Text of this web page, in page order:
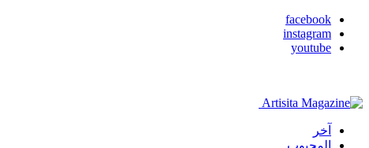
facebook
instagram
youtube
آخر
المحبوب